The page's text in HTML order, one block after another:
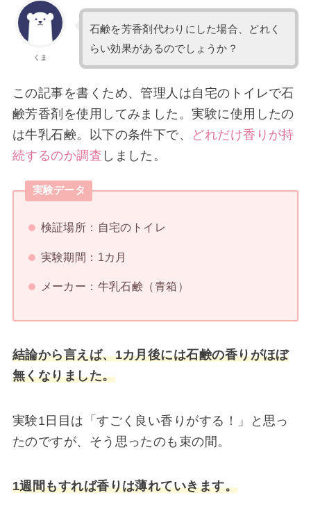
くま
石鹸を芳香剤代わりにした場合、どれく
らい効果があるのでしょうか？
この記事を書くため、管理人は自宅のトイレで石
鹸芳香剤を使用してみました。実験に使用したの
は牛乳石鹸。以下の条件下で、
どれだけ香りが持
続するのか調査 しました。
実験データ
検証場所：自宅のトイレ
実験期間：1カ月
メーカー：牛乳石鹸（青箱）
結論から言えば、1カ月後には石鹸の香りがほぼ
無くなりました。
実験1日目は「すごく良い香りがする！」と思っ
たのですが、そう思ったのも束の間。
1週間もすれば香りは薄れていきます。